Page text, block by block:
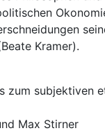
Kramer).
zum subjektiven
Max Stirner